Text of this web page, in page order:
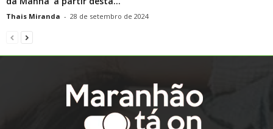
Thais Miranda - 28 de setembro de 2024